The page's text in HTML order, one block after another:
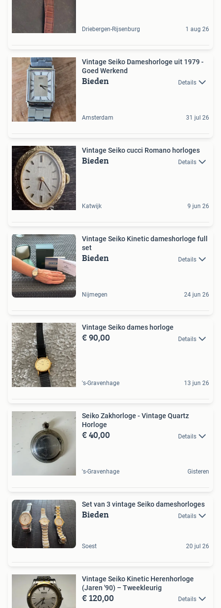
Driebergen-Rijsenburg 1 aug 26
Vintage Seiko Dameshorloge uit 1979 -
Goed Werkend
Bieden Details
Amsterdam 31 jul 26
Vintage Seiko cucci Romano horloges
Bieden Details
Katwijk 9 jun 26
Vintage Seiko Kinetic dameshorloge full
set
Bieden Details
Nijmegen 24 jun 26
Vintage Seiko dames horloge
€ 90,00 Details
's-Gravenhage 13 jun 26
Seiko Zakhorloge - Vintage Quartz
Horloge
€ 40,00 Details
's-Gravenhage Gisteren
Set van 3 vintage Seiko dameshorloges
Bieden Details
Soest 20 jul 26
Vintage Seiko Kinetic Herenhorloge
(Jaren '90) – Tweekleurig
€ 120,00 Details